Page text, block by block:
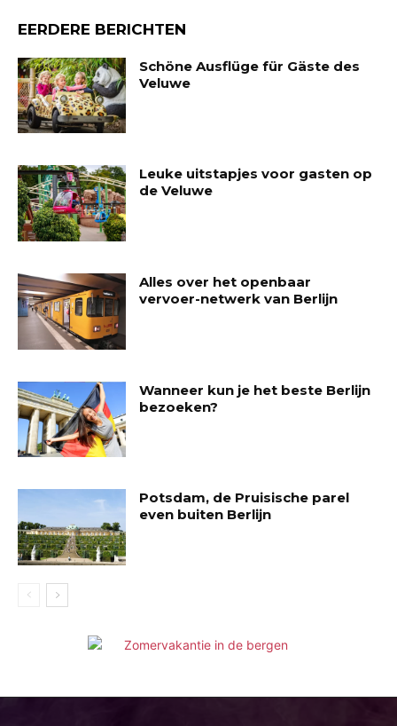
EERDERE BERICHTEN
Schöne Ausflüge für Gäste des
Veluwe
Leuke uitstapjes voor gasten op
de Veluwe
Alles over het openbaar
vervoer-netwerk van Berlijn
Wanneer kun je het beste Berlijn
bezoeken?
Potsdam, de Pruisische parel
even buiten Berlijn